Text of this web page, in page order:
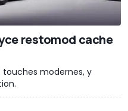
restomod cache
touches modernes, y